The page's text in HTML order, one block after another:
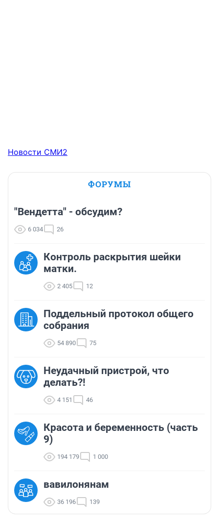
Новости СМИ2
ФОРУМЫ
"Вендетта" - обсудим?
6 034 26
Контроль раскрытия шейки
матки.
2 405 12
Поддельный протокол общего
собрания
54 890 75
Неудачный пристрой, что
делать?!
4 151 46
Красота и беременность (часть
9)
194 179 1 000
вавилонянам
36 196 139